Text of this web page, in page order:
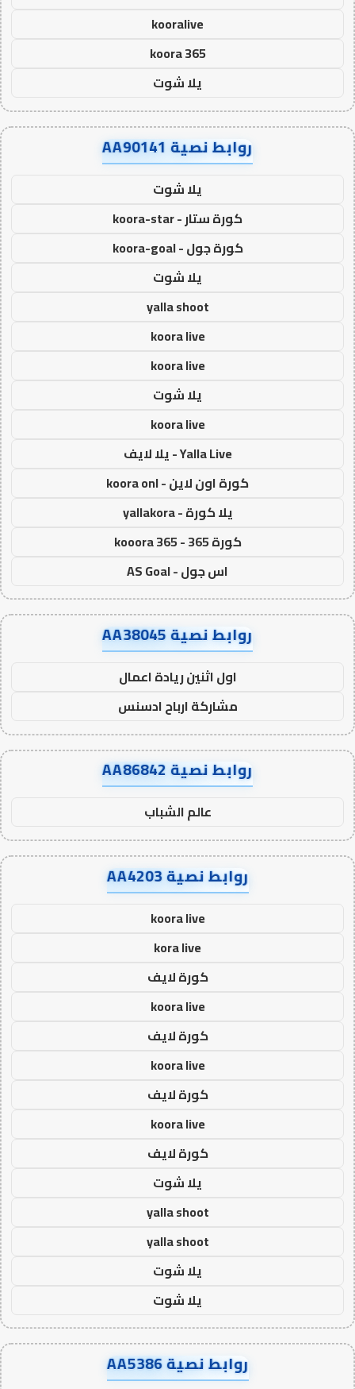
kooralive
koora 365
يلا شوت
روابط نصية AA90141
يلا شوت
كورة ستار - koora-star
كورة جول - koora-goal
يلا شوت
yalla shoot
koora live
koora live
يلا شوت
koora live
Yalla Live - يلا لايف
كورة اون لاين - koora onl
يلا كورة - yallakora
كورة 365 - kooora 365
اس جول - AS Goal
روابط نصية AA38045
اول اثنين ريادة اعمال
مشاركة ارباح ادسنس
روابط نصية AA86842
عالم الشباب
روابط نصية AA4203
koora live
kora live
كورة لايف
koora live
كورة لايف
koora live
كورة لايف
koora live
كورة لايف
يلا شوت
yalla shoot
yalla shoot
يلا شوت
يلا شوت
روابط نصية AA5386